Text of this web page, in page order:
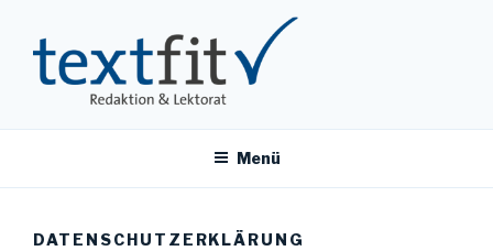
Inhalt
springen
TEXTFIT
Menü
DATENSCHUTZERKLÄRUNG